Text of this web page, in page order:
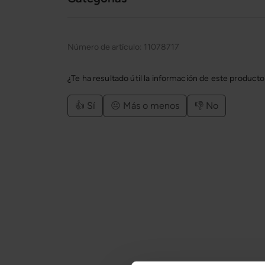
Número de artículo: 11078717
¿Te ha resultado útil la información de este
👍 Sí 😐 Más o menos 👎 No